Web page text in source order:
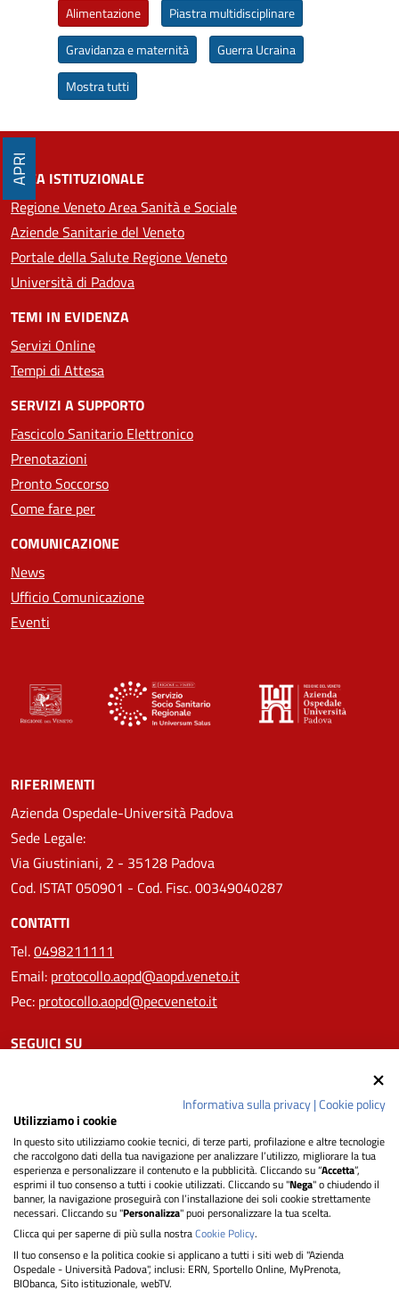
Alimentazione
Piastra multidisciplinare
Gravidanza e maternità
Guerra Ucraina
Mostra tutti
APRI
AREA ISTITUZIONALE
Regione Veneto Area Sanità e Sociale
Aziende Sanitarie del Veneto
Portale della Salute Regione Veneto
Università di Padova
TEMI IN EVIDENZA
Servizi Online
Tempi di Attesa
SERVIZI A SUPPORTO
Fascicolo Sanitario Elettronico
Prenotazioni
Pronto Soccorso
Come fare per
COMUNICAZIONE
News
Ufficio Comunicazione
Eventi
RIFERIMENTI
Azienda Ospedale-Università Padova
Sede Legale:
Via Giustiniani, 2 - 35128 Padova
Cod. ISTAT 050901 - Cod. Fisc. 00349040287
CONTATTI
Tel.0498211111
Email: protocollo.aopd@aopd.veneto.it
Pec: protocollo.aopd@pecveneto.it
SEGUICI SU
Privacy
Dichiarazione di Accessibilità
Note legali
Informativa cookie
Informativa sulla privacy|Cookie policy
Utilizziamo i cookie
In questo sito utilizziamo cookie tecnici, di terze parti, profilazione e altre tecnologie
che raccolgono dati della tua navigazione per analizzare l’utilizzo, migliorare la tua
esperienza e personalizzare il contenuto e la pubblicità. Cliccando su “Accetta”,
esprimi il tuo consenso a tutti i cookie utilizzati. Cliccando su "Nega" o chiudendo il
banner, la navigazione proseguirà con l’installazione dei soli cookie strettamente
necessari. Cliccando su "Personalizza" puoi personalizzare la tua scelta.
Clicca qui per saperne di più sulla nostraCookie Policy.
Il tuo consenso e la politica cookie si applicano a tutti i siti web di "Azienda
Ospedale - Università Padova", inclusi: ERN, Sportello Online, MyPrenota,
BIObanca, Sito istituzionale, webTV.